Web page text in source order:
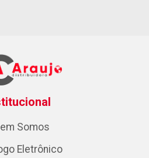
Somos
Eletrônico